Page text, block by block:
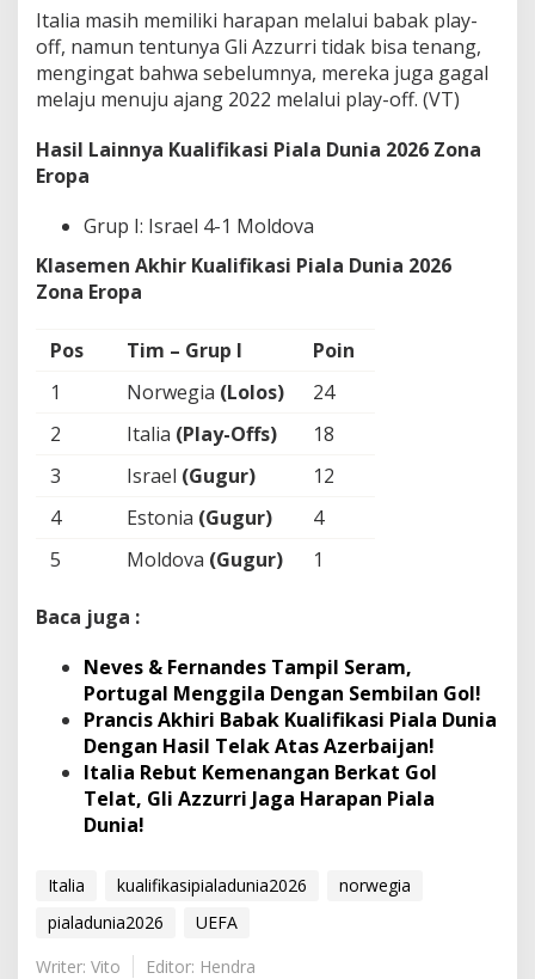
Italia masih memiliki harapan melalui babak play-
off, namun tentunya Gli Azzurri tidak bisa tenang,
mengingat bahwa sebelumnya, mereka juga gagal
melaju menuju ajang 2022 melalui play-off. (VT)
Hasil Lainnya Kualifikasi Piala Dunia 2026 Zona
Eropa
Grup I: Israel 4-1 Moldova
Klasemen Akhir Kualifikasi Piala Dunia 2026
Zona Eropa
Pos Tim – Grup I
Poin
1
Norwegia (Lolos)
24
2
Italia (Play-Offs)
18
3
Israel (Gugur)
12
4
Estonia (Gugur)
4
5
Moldova (Gugur) 1
Baca juga :
Neves & Fernandes Tampil Seram,
Portugal Menggila Dengan Sembilan Gol!
Prancis Akhiri Babak Kualifikasi Piala Dunia
Dengan Hasil Telak Atas Azerbaijan!
Italia Rebut Kemenangan Berkat Gol
Telat, Gli Azzurri Jaga Harapan Piala
Dunia!
Italia kualifikasipialadunia2026
norwegia
pialadunia2026
UEFA
Writer: Vito
Editor: Hendra